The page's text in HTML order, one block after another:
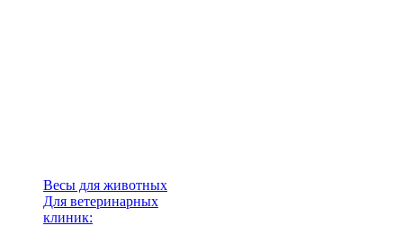
Весы для животных
Для ветеринарных
клиник: